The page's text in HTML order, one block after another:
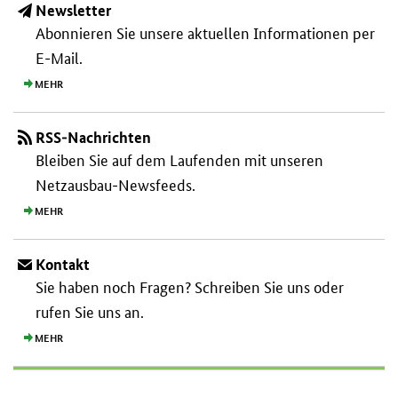
Newsletter
Abonnieren Sie unsere aktuellen Informationen per
E-Mail.
MEHR
RSS-Nachrichten
Bleiben Sie auf dem Laufenden mit unseren
Netzausbau-Newsfeeds.
MEHR
Kontakt
Sie haben noch Fragen? Schreiben Sie uns oder
rufen Sie uns an.
MEHR